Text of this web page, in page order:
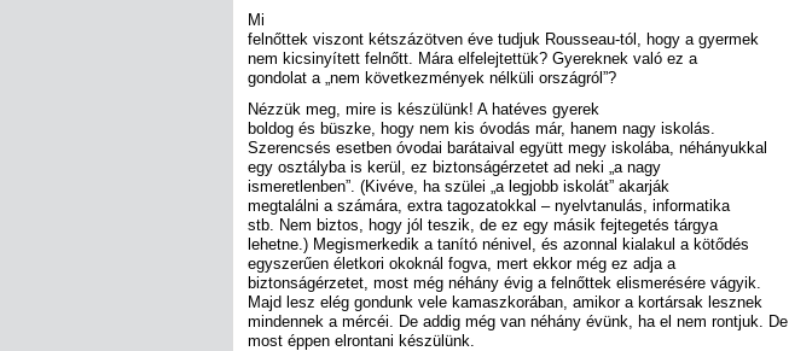
Mi
felnőttek viszont kétszázötven éve tudjuk Rousseau-tól, hogy a gyermek
nem kicsinyített felnőtt. Mára elfelejtettük? Gyereknek való ez a
gondolat a „nem következmények nélküli országról”?
Nézzük meg, mire is készülünk! A hatéves gyerek
boldog és büszke, hogy nem kis óvodás már, hanem nagy iskolás.
Szerencsés esetben óvodai barátaival együtt megy iskolába, néhányukkal
egy osztályba is kerül, ez biztonságérzetet ad neki „a nagy
ismeretlenben”. (Kivéve, ha szülei „a legjobb iskolát” akarják
megtalálni a számára, extra tagozatokkal – nyelvtanulás, informatika
stb. Nem biztos, hogy jól teszik, de ez egy másik fejtegetés tárgya
lehetne.) Megismerkedik a tanító nénivel, és azonnal kialakul a kötődés
egyszerűen életkori okoknál fogva, mert ekkor még ez adja a
biztonságérzetet, most még néhány évig a felnőttek elismerésére vágyik.
Majd lesz elég gondunk vele kamaszkorában, amikor a kortársak lesznek
mindennek a mércéi. De addig még van néhány évünk, ha el nem rontjuk. De
most éppen elrontani készülünk.